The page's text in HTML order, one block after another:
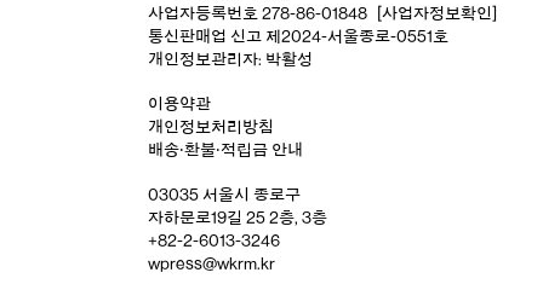
사업자등록번호 278-86-01848
[사업자정보확인]
통신판매업 신고 제2024-서울종로-0551호
개인정보관리자: 박활성
이용약관
개인정보처리방침
배송‧환불‧적립금 안내
03035 서울시 종로구
자하문로19길 25 2층, 3층
+82-2-6013-3246
wpress@wkrm.kr